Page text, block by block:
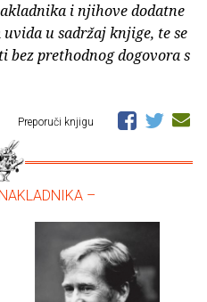
i njihove dodatne
u sadržaj knjige, te se
bez prethodnog dogovora s
Preporuči knjigu
–